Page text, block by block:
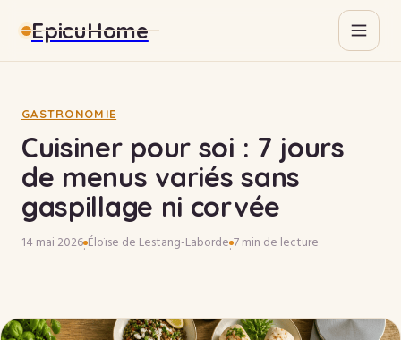
EpicuHome
Gastronomie
Maison
Bricolage
Immobilier
GASTRONOMIE
Cuisiner pour soi : 7 jours
de menus variés sans
gaspillage ni corvée
14 mai 2026·Éloïse de Lestang-Laborde·7 min de lecture